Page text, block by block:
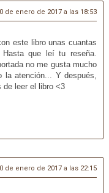
de enero de 2017 a las 18:53
este libro unas cuantas
que leí tu reseña.
no me gusta mucho
atención... Y después,
de leer el libro <3
de enero de 2017 a las 22:15